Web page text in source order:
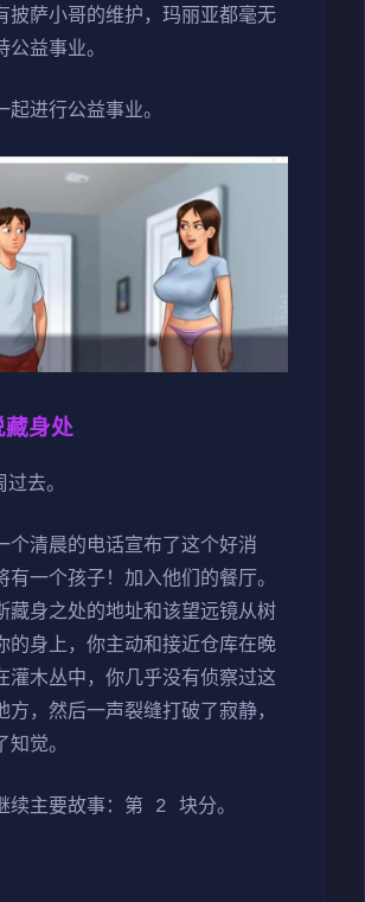
披萨小哥的维护，玛丽亚都毫无
公益事业。
起进行公益事业。
藏身处
去。
个清晨的电话宣布了这个好消
有一个孩子！加入他们的餐厅。
藏身之处的地址和该望远镜从树
的身上，你主动和接近仓库在晚
灌木丛中，你几乎没有侦察过这
方，然后一声裂缝打破了寂静，
觉。
续主要故事：第 2 块分。